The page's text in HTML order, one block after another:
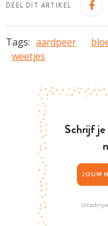
DEEL DIT ARTIKEL
Tags: aardpeer
weetjes
Schrijf